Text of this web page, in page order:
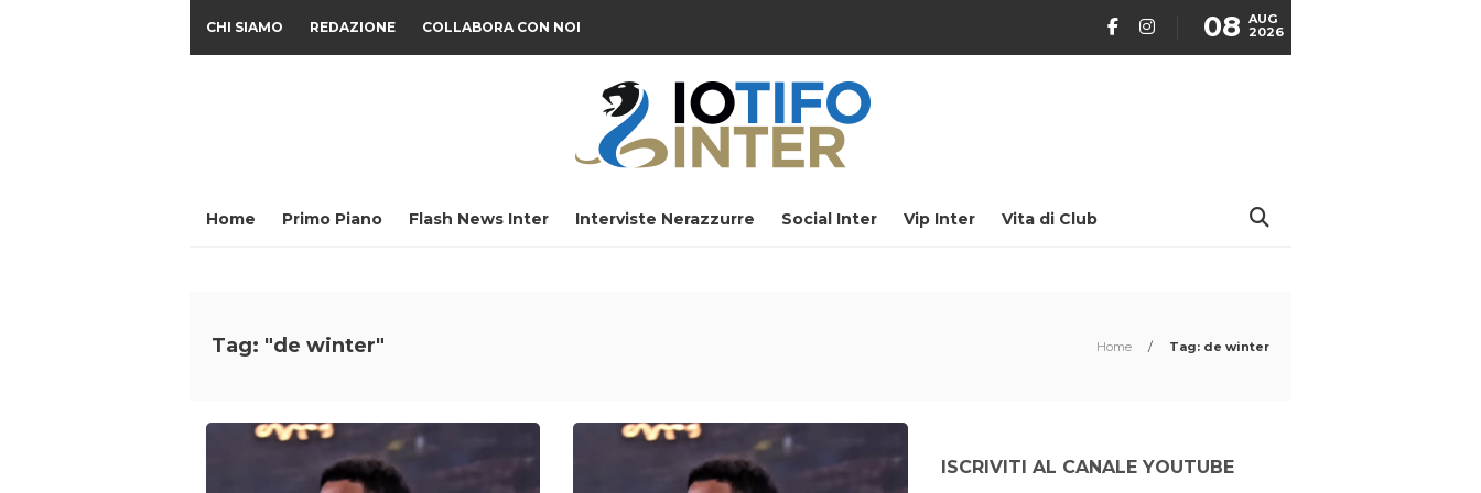
CHI SIAMO REDAZIONE COLLABORA CON NOI 08 AUG
2026
Home Primo Piano Flash News Inter Interviste Nerazzurre Social Inter Vip Inter Vita di Club
Tag: "de winter" Home / Tag: de winter
ISCRIVITI AL CANALE YOUTUBE